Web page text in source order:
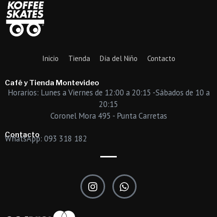
Inicio Tienda Día del Niño Contacto
Café y Tienda Montevideo
Horarios: Lunes a Viernes de 12:00 a 20:15 -Sábados de 10 a
20:15
Coronel Mora 495 - Punta Carretas
Contacto
WhatsApp: 093 318 182
I
n
s
W
h
a